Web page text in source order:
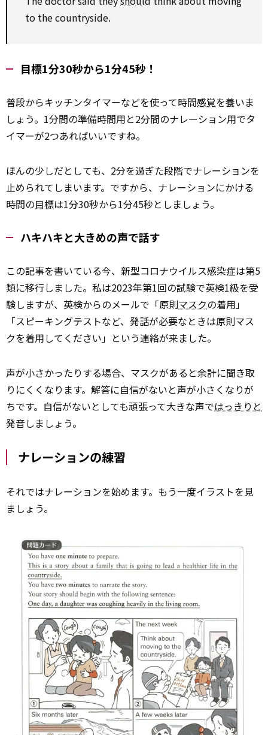
to the countryside.
目標1分30秒から1分45秒！
普段からキッチンタイマーなどを使って時間感覚を養いま
しょう。1分間の準備時間用と2分間のナレーション用でタ
イマーが2つあればいいですね。
ほんの少しだとしても、2分を過ぎた段階でナレーションを
止められてしまいます。ですから、ナレーションにかける
時間の目標は1分30秒から1分45秒としましょう。
ハキハキと大きめの声で話す
この記事を書いている今、新型コロナウイルス感染症は第5
類に移行しました。私は2023年第1回の試験で英検1級を受
験しますが、英検からのメールで「原則マスクの着用」
「スピーキングテストなど、発話が必要なときは原則マス
クを着用してください」という連絡が来ました。
声が小さかったりする場合、マスクがあると余計に聞き取
りにくくなります。解答に自信がないと声が小さくなりが
ちです。自信がないとしても頑張って大きな声ではっきりと
発音しましょう。
ナレーションの練習
それではナレーションを始めます。もう一度イラストを見
ましょう。